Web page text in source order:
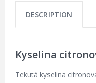
DESCRIPTION
Kyselina
Tekutá kyselina